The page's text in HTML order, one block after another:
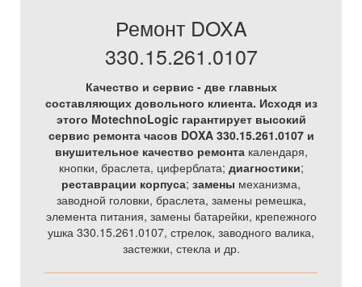
Ремонт DOXA
330.15.261.0107
Качество и сервис - две главных
составляющих довольного клиента. Исходя из
этого MotechnoLogic гарантирует высокий
сервис ремонта часов DOXA 330.15.261.0107 и
внушительное качество ремонтакалендаря,
кнопки, браслета, циферблата; диагностики;
реставрации корпуса; замены механизма,
заводной головки, браслета, замены ремешка,
элемента питания, замены батарейки, крепежного
ушка 330.15.261.0107, стрелок, заводного валика,
застежки, стекла и др.